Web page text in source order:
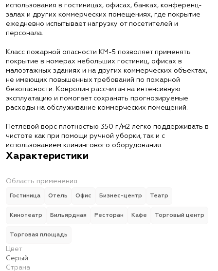
использования в гостиницах, офисах, банках, конференц-
залах и других коммерческих помещениях, где покрытие
ежедневно испытывает нагрузку от посетителей и
персонала.
Класс пожарной опасности КМ-5 позволяет применять
покрытие в номерах небольших гостиниц, офисах в
малоэтажных зданиях и на других коммерческих объектах,
не имеющих повышенных требований по пожарной
безопасности. Ковролин рассчитан на интенсивную
эксплуатацию и помогает сохранять прогнозируемые
расходы на обслуживание коммерческих помещений.
Петлевой ворс плотностью 350 г/м2 легко поддерживать в
чистоте как при помощи ручной уборки, так и с
использованием клинингового оборудования.
Характеристики
Область применения
Гостиница Отель Офис Бизнес-центр Театр
Кинотеатр Бильярдная Ресторан Кафе Торговый центр
Торговая площадь
Цвет
Серый
Страна